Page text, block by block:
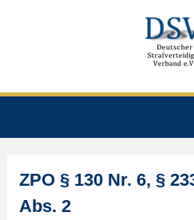
ZPO § 130 Nr. 6, §
Abs. 2